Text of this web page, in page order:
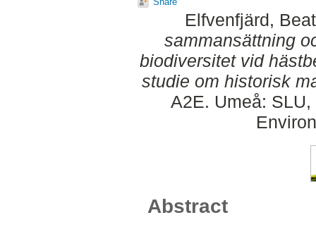
Elfvenfjärd,
sammansättning
biodiversitet vid
studie om historisk
A2E. Umeå:
Abstract